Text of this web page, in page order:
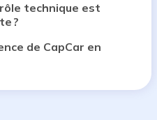
technique est
?
de CapCar en